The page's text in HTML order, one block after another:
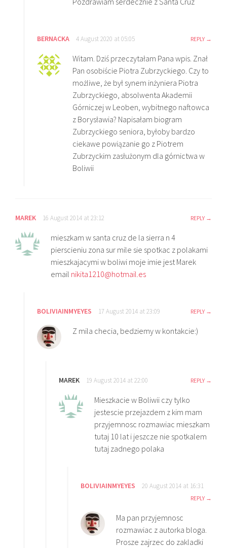
BERNACKA 4 August 2020 at 05:05 REPLY
Witam. Dziś przeczytałam Pana wpis. Znał
Pan osobiście Piotra Zubrzyckiego. Czy to
możliwe, że był synem inżyniera Piotra
Zubrzyckiego, absolwenta Akademii
Górniczej w Leoben, wybitnego naftowca
z Borysławia? Napisałam biogram
Zubrzyckiego seniora, byłoby bardzo
ciekawe powiązanie go z Piotrem
Zubrzyckim zasłużonym dla górnictwa w
Boliwii
MAREK 16 August 2014 at 23:12 REPLY
mieszkam w santa cruz de la sierra n 4
pierscieniu zona sur mile sie spotkac z polakami
mieszkajacymi w boliwi moje imie jest Marek
email nikita1210@hotmail.es
BOLIVIAINMYEYES 17 August 2014 at 23:09 REPLY
Z mila checia, bedziemy w kontakcie:)
MAREK 19 August 2014 at 22:00 REPLY
Mieszkacie w Boliwii czy tylko
jestescie przejazdem z kim mam
przyjemnosc rozmawiac mieszkam
tutaj 10 lat i jeszcze nie spotkalem
tutaj zadnego polaka
BOLIVIAINMYEYES 20 August 2014 at 16:31
REPLY
Ma pan przyjemnosc
rozmawiac z autorka bloga.
Prosze zajrzec do zakladki